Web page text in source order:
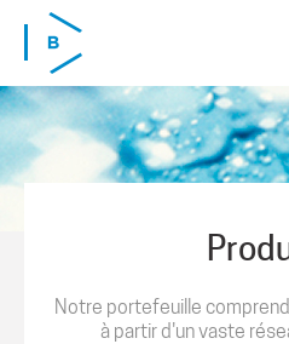
Skip to main content
Notre portefeuille
à partir d'un vaste